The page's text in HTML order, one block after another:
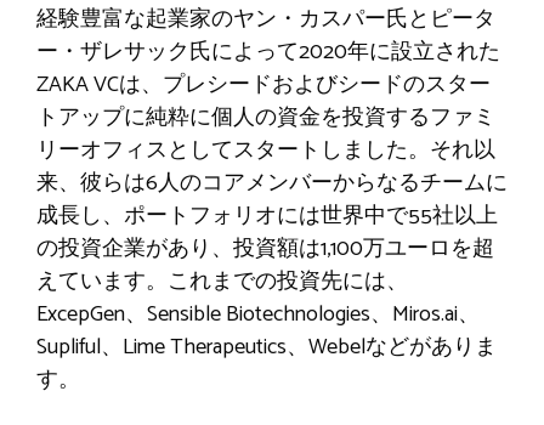
経験豊富な起業家のヤン・カスパー氏とピータ
ー・ザレサック氏によって2020年に設立された
ZAKA VCは、プレシードおよびシードのスター
トアップに純粋に個人の資金を投資するファミ
リーオフィスとしてスタートしました。それ以
来、彼らは6人のコアメンバーからなるチームに
成長し、ポートフォリオには世界中で55社以上
の投資企業があり、投資額は1,100万ユーロを超
えています。これまでの投資先には、
ExcepGen、Sensible Biotechnologies、Miros.ai、
Supliful、Lime Therapeutics、Webelなどがありま
す。